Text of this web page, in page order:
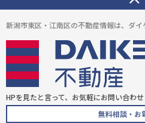
新潟市東区・江南区の不動産情報は、ダ
HPを見たと言って、お気軽にお問い合わせ
無料相談・お